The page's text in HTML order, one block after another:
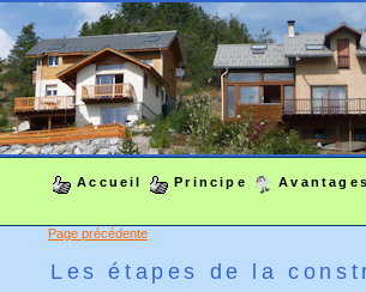
Accueil Principe Avantages
Page précédente
Les étapes de la